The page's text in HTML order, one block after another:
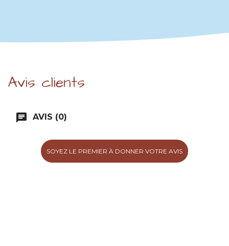
Avis clients
chat AVIS (0)
SOYEZ LE PREMIER À DONNER VOTRE AVIS